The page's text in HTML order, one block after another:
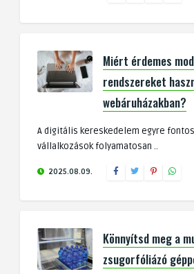
Miért érdemes
rendszereket
webáruházakban?
A digitális kereskedelem egyre
vállalkozások folyamatosan ..
2025.08.09.
Könnyítsd meg a
zsugorfóliázó